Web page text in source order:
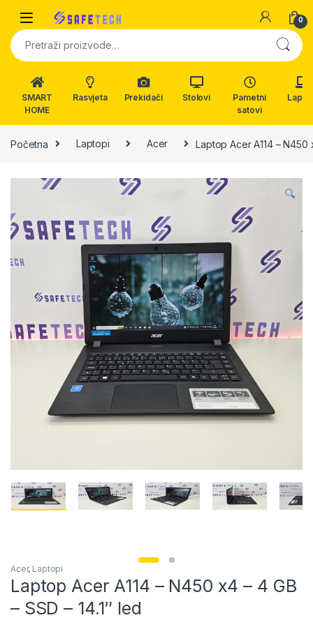
0
Pretraži:
SMART
HOME
Rasvjeta Prekidači Stolovi
Pametni
satovi
Početna Laptopi Acer Laptop Acer A114 – N450
Acer, Laptopi
Laptop Acer A114 – N450 x4 – 4 GB
– SSD – 14.1″ led